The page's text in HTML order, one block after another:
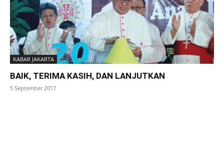
KABAR JAKARTA
BAIK, TERIMA KASIH, DAN LANJUTKAN
5 September 2017